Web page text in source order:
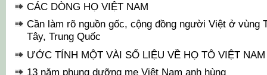
CÁC DÒNG HỌ VIỆT NAM
Cần làm rõ nguồn gốc, cộng đồng người Việt ở vùng
Tây, Trung Quốc
ƯỚC TÍNH MỘT VÀI SỐ LIỆU VỀ HỌ TÔ VIỆT NAM
13 năm phụng dưỡng mẹ Việt Nam anh hùng